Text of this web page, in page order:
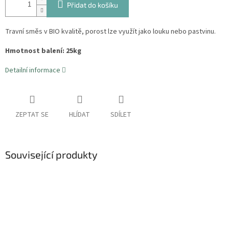
Přidat do košíku
Travní směs v BIO kvalitě, porost lze využít jako louku nebo pastvinu.
Hmotnost balení: 25kg
Detailní informace
ZEPTAT SE HLÍDAT SDÍLET
Související produkty